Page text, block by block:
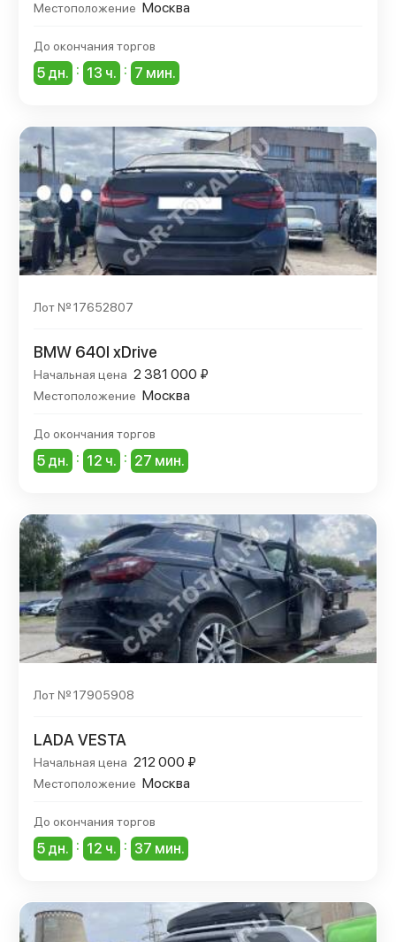
Местоположение Москва
До окончания торгов
5 дн. : 13 ч. : 7 мин.
Лот № 17652807
BMW 640I xDrive
Начальная цена 2 381 000 ₽
Местоположение Москва
До окончания торгов
5 дн. : 12 ч. : 27 мин.
Лот № 17905908
LADA VESTA
Начальная цена 212 000 ₽
Местоположение Москва
До окончания торгов
5 дн. : 12 ч. : 37 мин.